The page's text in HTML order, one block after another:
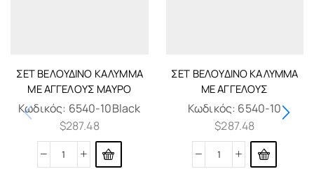
ΣΈΤ ΒΕΛΟΎΔΙΝΟ ΚΆΛΥΜΜΑ
ΜΕ ΑΓΓΈΛΟΥΣ ΜΑΎΡΟ
Κωδικός: 6540-10Black
$287.48
ΣΈΤ ΒΕΛΟΎΔΙΝΟ ΚΆΛΥΜΜΑ
ΜΕ ΑΓΓΈΛΟΥΣ
Κωδικός: 6540-10
$287.48